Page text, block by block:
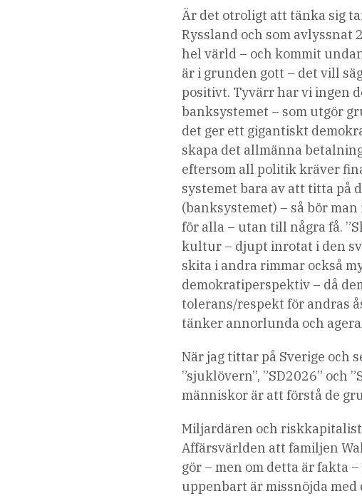
Är det otroligt att tänka sig
Ryssland och som
hel värld – och kommit
är i grunden gott – det vill
positivt. Tyvärr har vi ingen
banksystemet – som utgör
det ger ett gigantiskt
skapa det allmänna
eftersom all politik kräver
systemet bara av att titta på
(banksystemet) – så bör
för alla – utan till några få.
kultur – djupt inrotat i den
skita i andra rimmar också
demokratiperspektiv – då
tolerans/respekt för andras
tänker annorlunda och
När jag tittar på Sverige och
”sjuklövern”, ”SD2026” och
människor är att förstå de
Miljardären och
Affärsvärlden att familjen
gör – men om detta är fakta
uppenbart är missnöjda med